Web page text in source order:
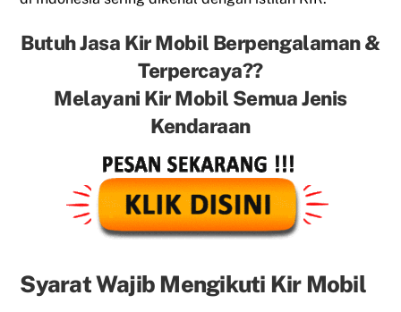
Butuh Jasa Kir Mobil Berpengalaman &
Terpercaya??
Melayani Kir Mobil Semua Jenis
Kendaraan
Syarat Wajib Mengikuti Kir Mobil